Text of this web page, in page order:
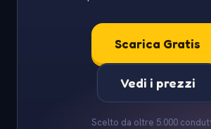
Scarica Gratis
Vedi i prezzi
Scelto da oltre 5.000